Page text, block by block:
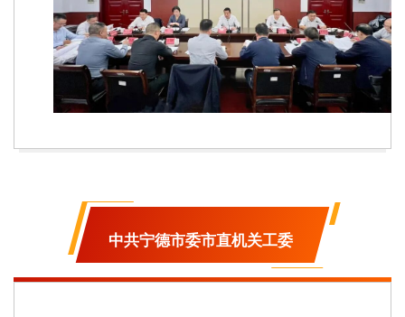
中共宁德市委市直机关工委